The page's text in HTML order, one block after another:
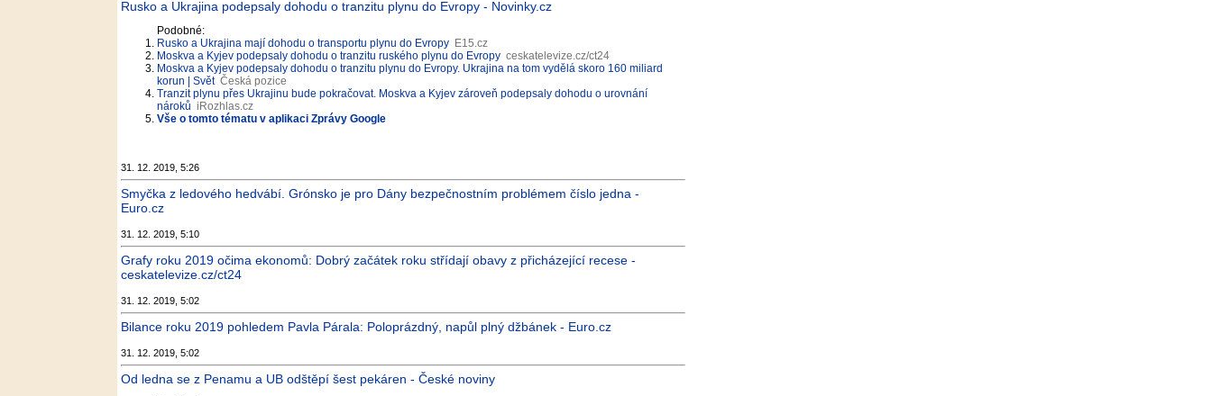
Rusko a Ukrajina podepsaly dohodu o tranzitu plynu do Evropy - Novinky.cz
Podobné:
Rusko a Ukrajina mají dohodu o transportu plynu do Evropy E15.cz
Moskva a Kyjev podepsaly dohodu o tranzitu ruského plynu do Evropy ceskatelevize.cz/ct24
Moskva a Kyjev podepsaly dohodu o tranzitu plynu do Evropy. Ukrajina na tom vydělá skoro 160 miliard
korun | Svět Česká pozice
Tranzit plynu přes Ukrajinu bude pokračovat. Moskva a Kyjev zároveň podepsaly dohodu o urovnání
nároků iRozhlas.cz
Vše o tomto tématu v aplikaci Zprávy Google
31. 12. 2019, 5:26
Smyčka z ledového hedvábí. Grónsko je pro Dány bezpečnostním problémem číslo jedna -
Euro.cz
31. 12. 2019, 5:10
Grafy roku 2019 očima ekonomů: Dobrý začátek roku střídají obavy z přicházející recese -
ceskatelevize.cz/ct24
31. 12. 2019, 5:02
Bilance roku 2019 pohledem Pavla Párala: Poloprázdný, napůl plný džbánek - Euro.cz
31. 12. 2019, 5:02
Od ledna se z Penamu a UB odštěpí šest pekáren - České noviny